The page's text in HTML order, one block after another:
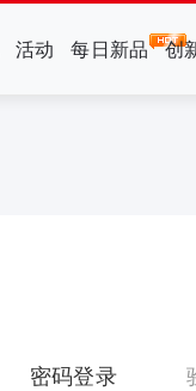
活动 每日新品 创
密码登录